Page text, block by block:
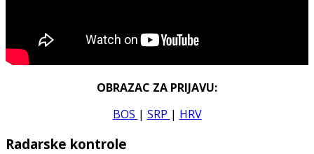
OBRAZAC ZA PRIJAVU:
BOS | SRP | HRV
Radarske kontrole